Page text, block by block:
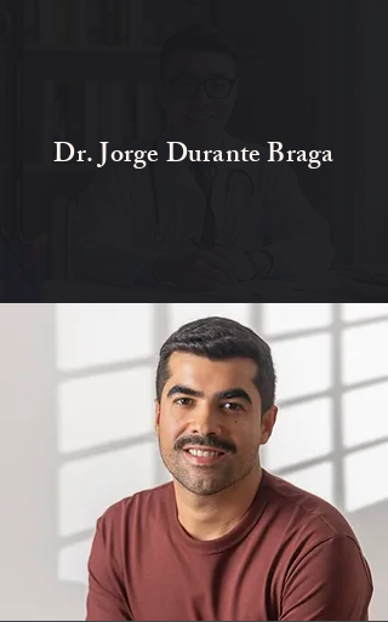
Dr. Jorge Durante Braga